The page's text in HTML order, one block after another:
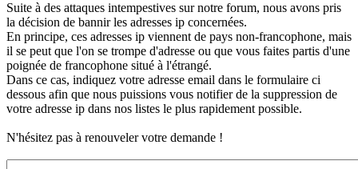
Suite à des attaques intempestives sur notre forum, nous avons pris
la décision de bannir les adresses ip concernées.
En principe, ces adresses ip viennent de pays non-francophone, mais
il se peut que l'on se trompe d'adresse ou que vous faites partis d'une
poignée de francophone situé à l'étrangé.
Dans ce cas, indiquez votre adresse email dans le formulaire ci
dessous afin que nous puissions vous notifier de la suppression de
votre adresse ip dans nos listes le plus rapidement possible.
N'hésitez pas à renouveler votre demande !